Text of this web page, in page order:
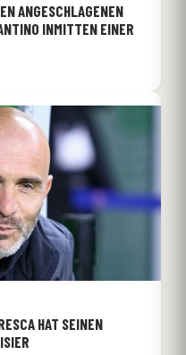
ANGESCHLAGENEN
INMITTEN EINER
HAT SEINEN